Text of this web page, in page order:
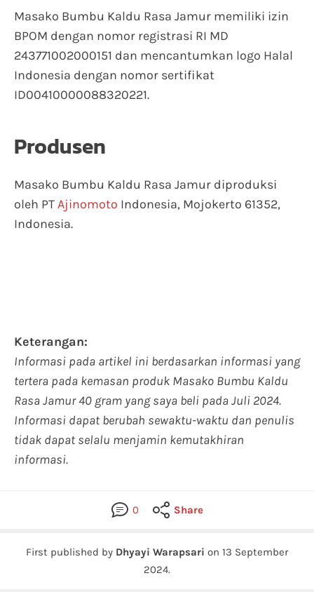
Masako Bumbu Kaldu Rasa Jamur memiliki izin
BPOM dengan nomor registrasi RI MD
243771002000151 dan mencantumkan logo Halal
Indonesia dengan nomor sertifikat
ID00410000088320221.
Produsen
Masako Bumbu Kaldu Rasa Jamur diproduksi
oleh PTAjinomoto Indonesia, Mojokerto 61352,
Indonesia.
Keterangan:
Informasi pada artikel ini berdasarkan informasi yang
tertera pada kemasan produk Masako Bumbu Kaldu
Rasa Jamur 40 gram yang saya beli pada Juli 2024.
Informasi dapat berubah sewaktu-waktu dan penulis
tidak dapat selalu menjamin kemutakhiran
informasi.
0 Share
First published by Dhyayi Warapsari on 13 September
2024.